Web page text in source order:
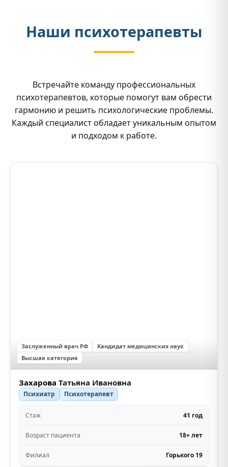
Наши психотерапевты
Встречайте команду профессиональных
психотерапевтов, которые помогут вам обрести
гармонию и решить психологические проблемы.
Каждый специалист обладает уникальным опытом
и подходом к работе.
Заслуженный врач РФ
Кандидат медицинских наук
Высшая категория
Захарова Татьяна Ивановна
Психиатр Психотерапевт
Стаж 41 год
Возраст пациента 18+ лет
Филиал Горького 19